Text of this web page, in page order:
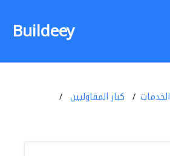
Buildeey
الخدمات
كبار المقاوليين